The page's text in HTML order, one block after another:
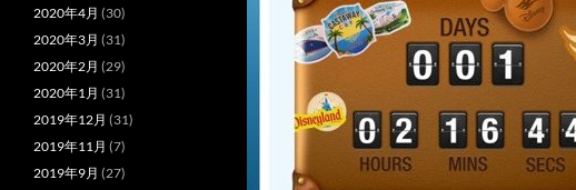
2020年4月 (30)
2020年3月 (31)
2020年2月 (29)
2020年1月 (31)
2019年12月 (31)
2019年11月 (7)
2019年9月 (27)